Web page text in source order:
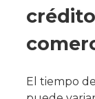
El tiempo